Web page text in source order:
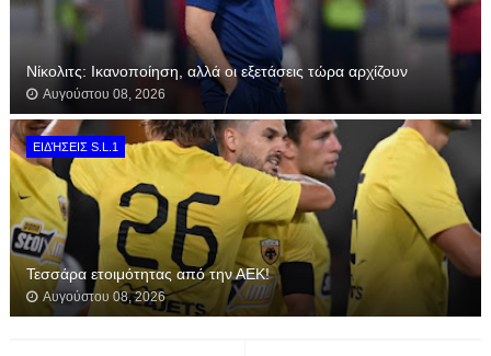
Νίκολιτς: Ικανοποίηση, αλλά οι εξετάσεις τώρα αρχίζουν
Αυγούστου 08, 2026
ΕΙΔΉΣΕΙΣ S.L.1
Τεσσάρα ετοιμότητας από την ΑΕΚ!
Αυγούστου 08, 2026